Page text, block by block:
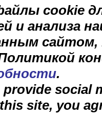
cookie
и анализа
.
social
site, you